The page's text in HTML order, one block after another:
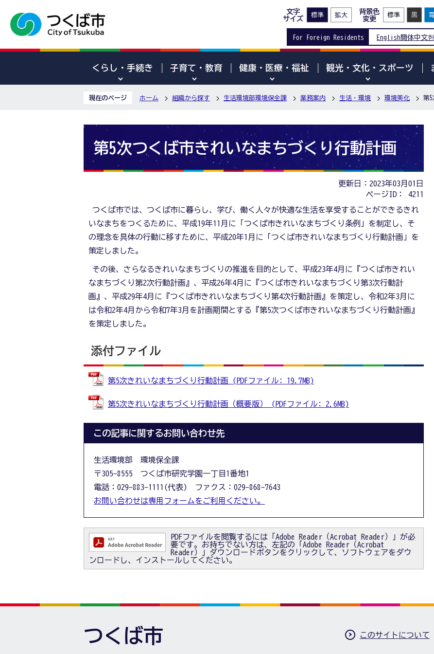
文字
サイズ
背景色
変更
For Foreign Residents English簡体中文
くらし・手続き 子育て・教育 健康・医療・福祉 観光・文化・スポーツ
現在のページ ホーム 組織から探す 生活環境部環境保全課 業務案内 生活・環境 環境美化 第
第5次つくば市きれいなまちづくり行動計画
更新日：2023年03月01日
ページID：
4211
つくば市では、つくば市に暮らし、学び、働く人々が快適な生活を享受することができるきれ
いなまちをつくるために、平成19年11月に「つくば市きれいなまちづくり条例」を制定し、そ
の理念を具体の行動に移すために、平成20年1月に「つくば市きれいなまちづくり行動計画」を
策定しました。
その後、さらなるきれいなまちづくりの推進を目的として、平成23年4月に『つくば市きれい
なまちづくり第2次行動計画』、平成26年4月に『つくば市きれいなまちづくり第3次行動計
画』、平成29年4月に『つくば市きれいなまちづくり第4次行動計画』を策定し、令和2年3月に
は令和2年4月から令和7年3月を計画期間とする『第5次つくば市きれいなまちづくり行動計画』
を策定しました。
添付ファイル
第5次きれいなまちづくり行動計画 (PDFファイル: 19.7MB)
第5次きれいなまちづくり行動計画（概要版） (PDFファイル: 2.6MB)
この記事に関するお問い合わせ先
生活環境部 環境保全課
〒305-8555 つくば市研究学園一丁目1番地1
電話：029-883-1111(代表) ファクス：029-868-7643
お問い合わせは専用フォームをご利用ください。
PDFファイルを閲覧するには「Adobe Reader（Acrobat Reader）」が必
要です。お持ちでない方は、左記の「Adobe Reader（Acrobat
Reader）」ダウンロードボタンをクリックして、ソフトウェアをダウ
ンロードし、インストールしてください。
つくば市 このサイトについて